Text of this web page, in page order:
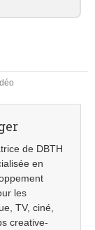
de DBTH
en
les
TV, ciné,
creative-